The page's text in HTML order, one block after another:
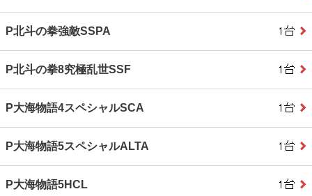
P北斗の拳強敵SSPA
P北斗の拳8究極乱世SSF
P大海物語4スペシャルSCA
P大海物語5スペシャルALTA
P大海物語5HCL